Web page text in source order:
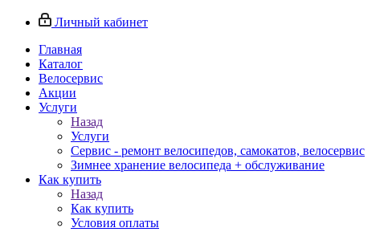
Личный кабинет
Главная
Каталог
Велосервис
Акции
Услуги
Назад
Услуги
Сервис - ремонт велосипедов, самокатов, велосервис
Зимнее хранение велосипеда + обслуживание
Как купить
Назад
Как купить
Условия оплаты